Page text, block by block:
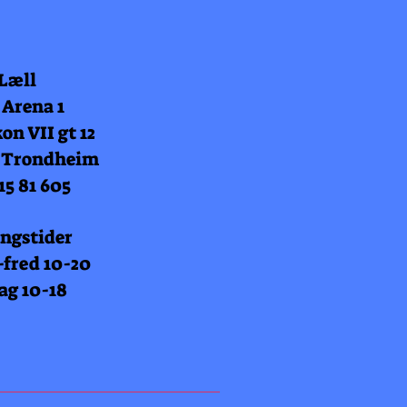
1
VII gt 12
Trondheim
81 605
10-20
10-18